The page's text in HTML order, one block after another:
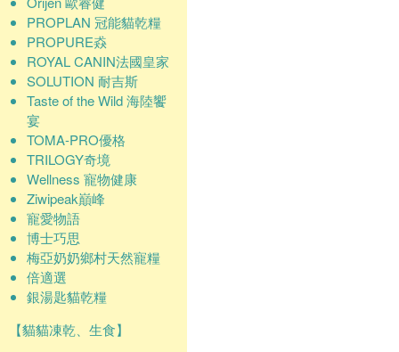
PROPLAN 冠能貓乾糧
PROPURE猋
ROYAL CANIN法國皇家
SOLUTION 耐吉斯
Taste of the Wild 海陸饗
宴
TOMA-PRO優格
TRILOGY奇境
Wellness 寵物健康
Ziwipeak巔峰
寵愛物語
博士巧思
梅亞奶奶鄉村天然寵糧
倍適選
銀湯匙貓乾糧
【貓貓凍乾、生食】